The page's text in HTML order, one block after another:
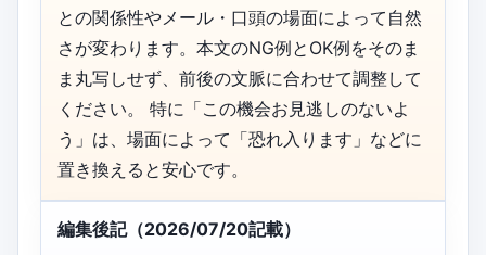
との関係性やメール・口頭の場面によって自然
さが変わります。本文のNG例とOK例をそのま
ま丸写しせず、前後の文脈に合わせて調整して
ください。 特に「この機会お見逃しのないよ
う」は、場面によって「恐れ入ります」などに
置き換えると安心です。
編集後記（2026/07/20記載）